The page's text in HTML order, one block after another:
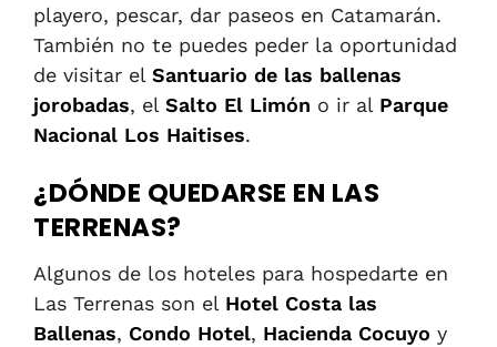
playero, pescar, dar paseos en Catamarán.
También no te puedes peder la oportunidad
de visitar el Santuario de las ballenas
jorobadas, el Salto El Limón o ir al Parque
Nacional Los Haitises.
¿DÓNDE QUEDARSE EN LAS
TERRENAS?
Algunos de los hoteles para hospedarte en
Las Terrenas son el Hotel Costa las
Ballenas, Condo Hotel, Hacienda Cocuyo y